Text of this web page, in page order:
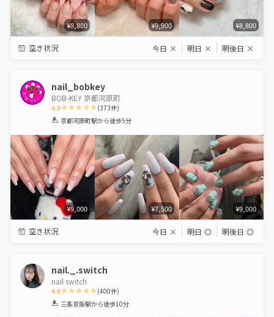
¥8,800 ¥9,900 ¥8,800
空き状況 今日 × 明日 × 明後日 ×
nail_bobkey
BOB-KEY 京都河原町
4.9
1 2 3 4 5
(373件)
京都河原町駅から徒歩5分
¥9,000 ¥7,500 ¥9,000
空き状況 今日 × 明日 ◎ 明後日 ◎
nail._.switch
nail switch
4.9
1 2 3 4 5
(400件)
三条京阪駅から徒歩10分